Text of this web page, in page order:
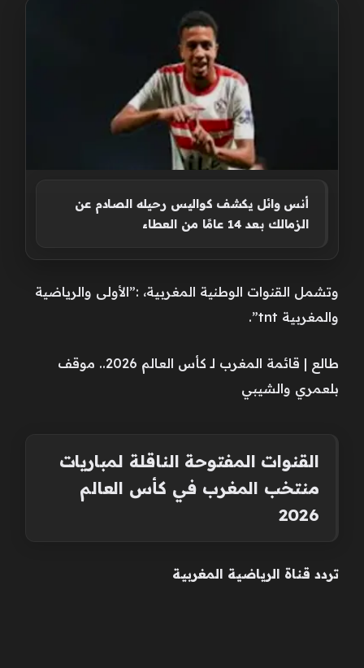
أنس وائل يكشف كواليس رحيله الصادم عن
الزمالك بعد 14 عامًا من العطاء
وتشمل القنوات الوطنية المغربية، :”الأولى والرياضية
والمغربية tnt”.
طالع | قائمة المغرب لـ كأس العالم 2026.. موقف
بلعمري والشيبي
القنوات المفتوحة الناقلة لمباريات
منتخب المغرب في كأس العالم
2026
تردد قناة الرياضية المغربية